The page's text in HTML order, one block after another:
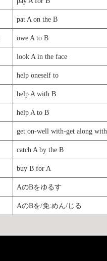
pat A on the B
owe A to B
look A in the face
help oneself to
help A with B
help A to B
get on-well with-get along with
catch A by the B
buy B for A
AのBをゆるす
AのBを/免:めん/じる